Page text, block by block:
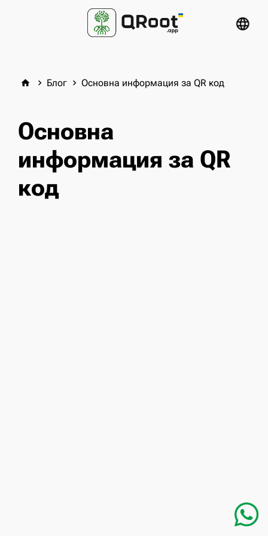
language
home keyboard_arrow_right Блог keyboard_arrow_right Основна информация за QR код
Основна
информация за QR
код